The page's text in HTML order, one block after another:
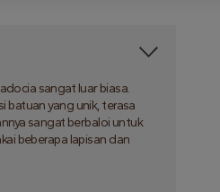
sangat luar biasa.
batuan yang unik, terasa
sangat berbaloi untuk
beberapa lapisan dan